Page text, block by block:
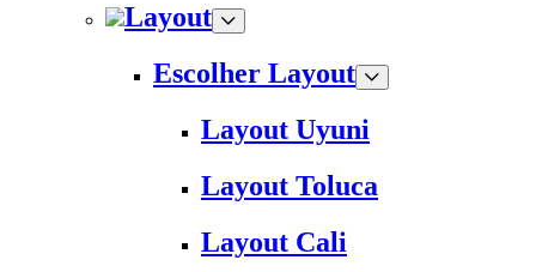
Layout
Escolher Layout
Layout Uyuni
Layout Toluca
Layout Cali